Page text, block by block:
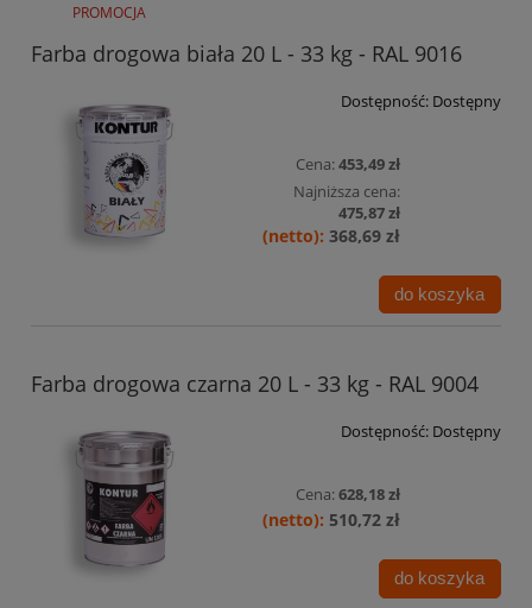
Farba drogowa biała 20 L - 33 kg - RAL 9016
Dostępność: Dostępny
Cena:453,49 zł
Najniższa cena:
475,87 zł
368,69 zł
do koszyka
PROMOCJA
Farba drogowa czarna 20 L - 33 kg - RAL 9004
Dostępność: Dostępny
Cena:628,18 zł
510,72 zł
do koszyka